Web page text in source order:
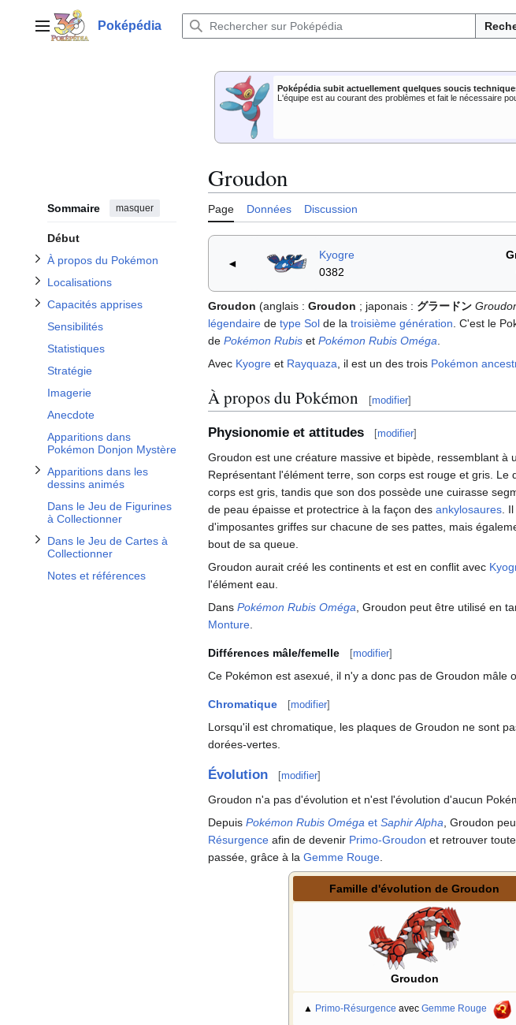
contenuMenu principalPoképédia
Poképédia subit actuellement quelques soucis
L'équipe est au courant des problèmes et fait le nécessaire
Sommaire masquer
Début
À propos du Pokémon
Afficher / masquer la sous-section À propos du Pokémon
Localisations
Afficher / masquer la sous-section Localisations
Capacités apprises
Afficher / masquer la sous-section Capacités apprises
Sensibilités
Statistiques
Stratégie
Imagerie
Anecdote
Apparitions dans
Pokémon Donjon Mystère
Apparitions dans les
dessins animés
Afficher / masquer la sous-section Apparitions dans les dessins animés
Dans le Jeu de Figurines
à Collectionner
Dans le Jeu de Cartes à
Collectionner
Afficher / masquer la sous-section Dans le Jeu de Cartes à Collectionner
Notes et références
Groudon
Page Données Discussion
◄
Kyogre
0382
Groudon (anglais : Groudon ; japonais : グラードン
légendaire de type Sol de la troisième génération . C'est le
de Pokémon Rubis et Pokémon Rubis Oméga
Avec Kyogre et Rayquaza , il est un des trois Pokémon
À propos du Pokémon [modifier]
Physionomie et attitudes [modifier]
Groudon est une créature massive et bipède, ressemblant à
Représentant l'élément terre, son corps est rouge et gris. Le
corps est gris, tandis que son dos possède une cuirasse
de peau épaisse et protectrice à la façon des ankylosaures .
d'imposantes griffes sur chacune de ses pattes, mais
bout de sa queue.
Groudon aurait créé les continents et est en conflit avec
l'élément eau.
Dans Pokémon Rubis Oméga , Groudon peut être utilisé en
Monture
Différences mâle/femelle [modifier]
Ce Pokémon est asexué, il n'y a donc pas de Groudon mâle
Chromatique [modifier]
Lorsqu'il est chromatique, les plaques de Groudon ne sont
dorées-vertes.
Évolution [modifier]
Groudon n'a pas d'évolution et n'est l'évolution d'aucun
Depuis Pokémon Rubis Oméga et Saphir Alpha , Groudon
Résurgence afin de devenir Primo-Groudon et retrouver
passée, grâce à la Gemme Rouge
Famille d'évolution de Groudon
Groudon
▲ Primo-Résurgence avec Gemme Rouge